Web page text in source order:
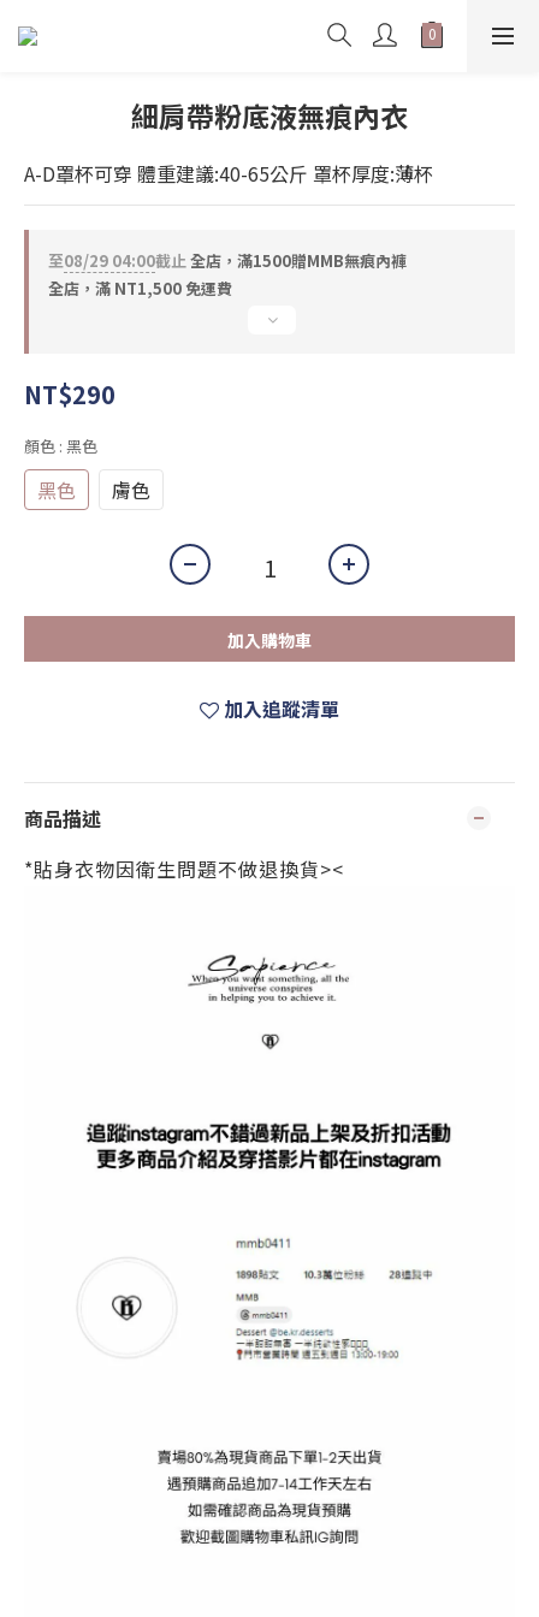
細肩帶粉底液無痕內衣
A-D罩杯可穿 體重建議:40-65公斤 罩杯厚度:薄杯
至08/29 04:00截止全店，滿1500贈MMB無痕內褲
全店，滿 NT1,500 免運費
NT$290
顏色 : 黑色
黑色 膚色
加入購物車
加入追蹤清單
商品描述
*貼身衣物因衛生問題不做退換貨><